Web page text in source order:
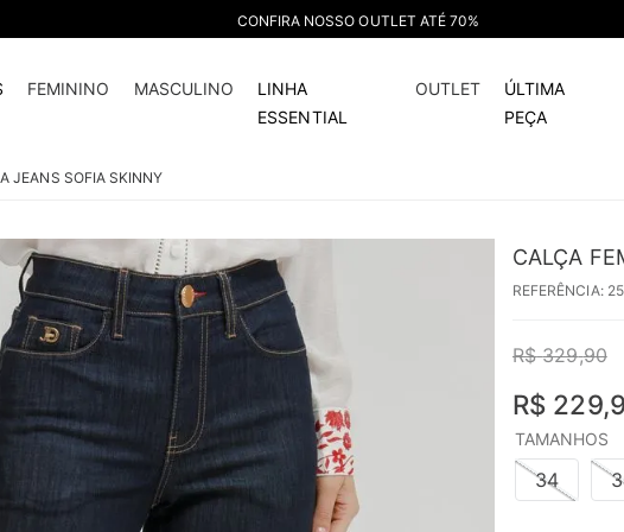
ATÉ 5X S/ JUROS NO CARTÃO DE CRÉDITO
FEMININO MASCULINO
LINHA
ESSENTIAL
OUTLET
ÚLTIMA
PEÇA
JEANS SOFIA SKINNY
CALÇA
REFERÊNCIA:
R$ 329,90
R$ 229,
30%off
TAMANHOS
34